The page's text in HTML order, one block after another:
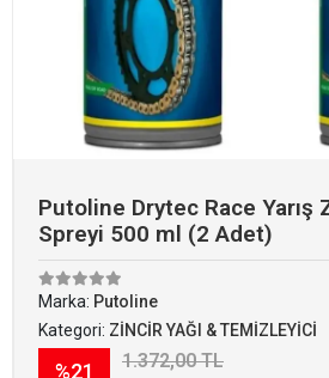
Putoline Drytec Race Yarış
Spreyi 500 ml (2 Adet)
Marka:Putoline
Kategori:
ZİNCİR YAĞI & TEMİZLEYİCİ